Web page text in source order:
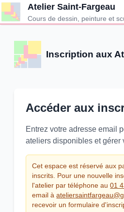
Atelier Saint-Fargeau
Cours de dessin, peinture et
Inscription aux
Accéder aux
Entrez votre adresse email
ateliers disponibles et gérer
Cet espace est réservé aux
inscrits. Pour une nouvelle
l'atelier par téléphone au01
email à
recevoir un formulaire